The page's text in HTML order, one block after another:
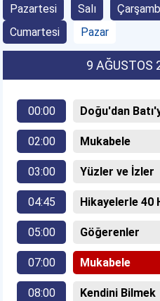
Pazartesi Salı
Cumartesi
Pazar
9 AĞUSTOS
00:00 Doğu'dan
02:00 Mukabele
03:00 Yüzler ve İzler
04:45 Hikayelerle 40
05:00 Göğerenler
07:00 Mukabele
08:00 Kendini Bilmek